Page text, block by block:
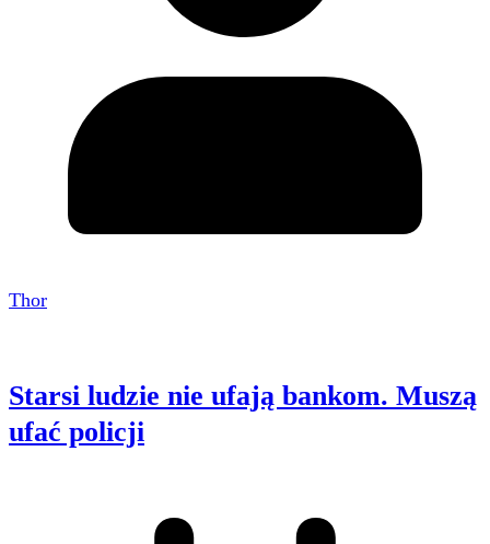
Thor
Starsi ludzie nie ufają bankom. Muszą
ufać policji